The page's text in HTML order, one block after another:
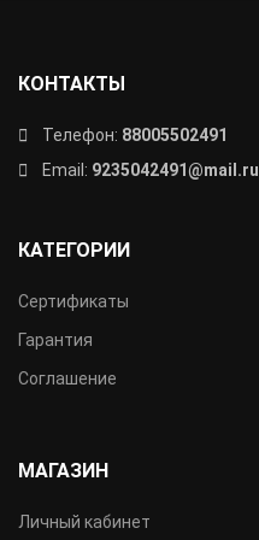
КОНТАКТЫ
Телефон: 88005502491
Email: 9235042491@mail.ru
КАТЕГОРИИ
Сертификаты
Гарантия
Соглашение
МАГАЗИН
Личный кабинет